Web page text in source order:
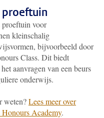
voor
kleinschalig
bijvoorbeeld door
Class. Dit biedt
aanvragen van een beurs
onderwijs.
weten?Lees meer over
Academy.